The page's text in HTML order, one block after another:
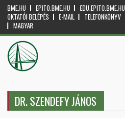
BME.HU EPITO.BME.HU EDU.EPITO.BME.HU
OKTATÓI BELÉPÉS
E-MAIL TELEFONKÖNYV
MAGYAR
DR. SZENDEFY JÁNOS